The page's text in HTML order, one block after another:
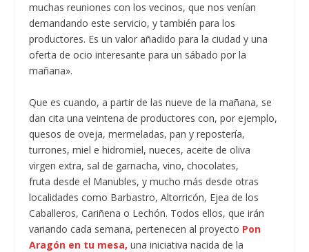
muchas reuniones con los vecinos, que nos venían
demandando este servicio, y también para los
productores. Es un valor añadido para la ciudad y una
oferta de ocio interesante para un sábado por la
mañana».
Que es cuando, a partir de las nueve de la mañana, se
dan cita una veintena de productores con, por ejemplo,
quesos de oveja, mermeladas, pan y repostería,
turrones, miel e hidromiel, nueces, aceite de oliva
virgen extra, sal de garnacha, vino, chocolates,
fruta desde el Manubles, y mucho más desde otras
localidades como Barbastro, Altorricón, Ejea de los
Caballeros, Cariñena o Lechón. Todos ellos, que irán
variando cada semana, pertenecen al proyecto Pon
Aragón en tu mesa, una iniciativa nacida de la